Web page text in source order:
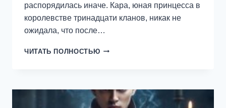
распорядилась иначе. Кара, юная принцесса в
королевстве тринадцати кланов, никак не
ожидала, что после…
ЧИТАТЬ ПОЛНОСТЬЮ РОК